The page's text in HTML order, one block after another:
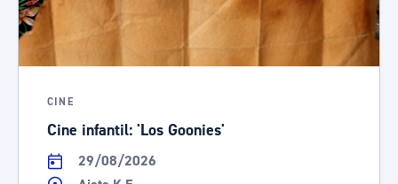
CINE
Cine infantil: 'Los Goonies'
29/08/2026